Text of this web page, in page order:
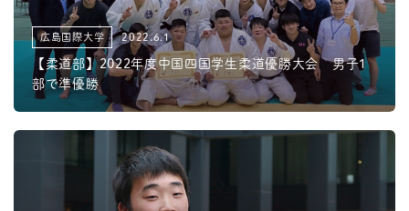
広島国際大学 2022.6.1
【柔道部】2022年度中国四国学生柔道優勝大会 男子1
部で準優勝